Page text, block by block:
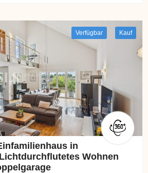
Verfügbar Kauf
in
Wohnen